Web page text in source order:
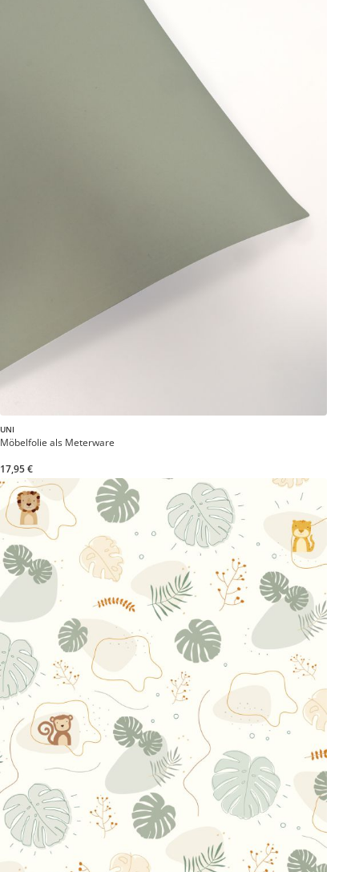
UNI
Möbelfolie als Meterware
17,95 €